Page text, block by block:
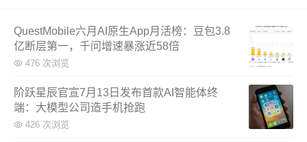
QuestMobile六月AI原生App月活榜：豆包3.8
亿断层第一，千问增速暴涨近58倍
476 次浏览
阶跃星辰官宣7月13日发布首款AI智能体终
端：大模型公司造手机抢跑
426 次浏览